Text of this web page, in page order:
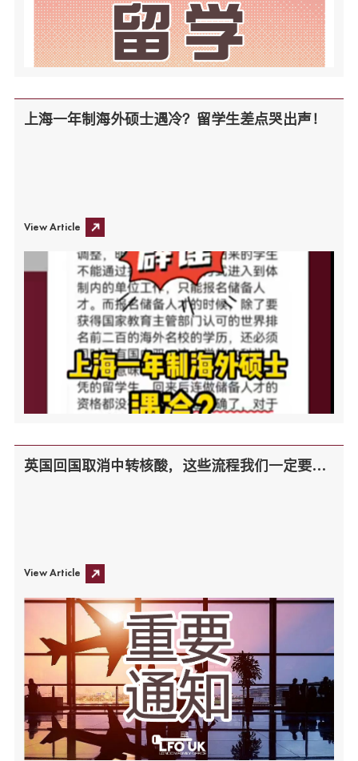
上海一年制海外硕士遇冷？留学生差点哭出声！
View Article
英国回国取消中转核酸，这些流程我们一定要知道！
View Article